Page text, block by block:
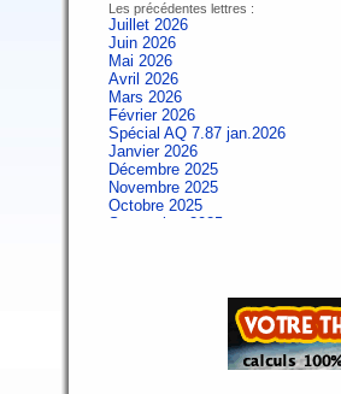
Les précédentes lettres :
Juillet 2026
Juin 2026
Mai 2026
Avril 2026
Mars 2026
Février 2026
Spécial AQ 7.87 jan.2026
Janvier 2026
Décembre 2025
Novembre 2025
Octobre 2025
Septembre 2025
Spécial AQ 7.84 jan.2025